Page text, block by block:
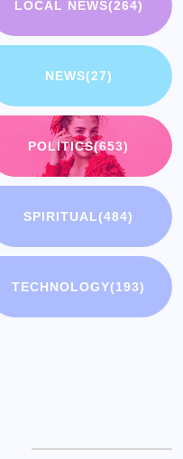
LOCAL NEWS(264)
NEWS(27)
POLITICS(653)
SPIRITUAL(484)
TECHNOLOGY(193)